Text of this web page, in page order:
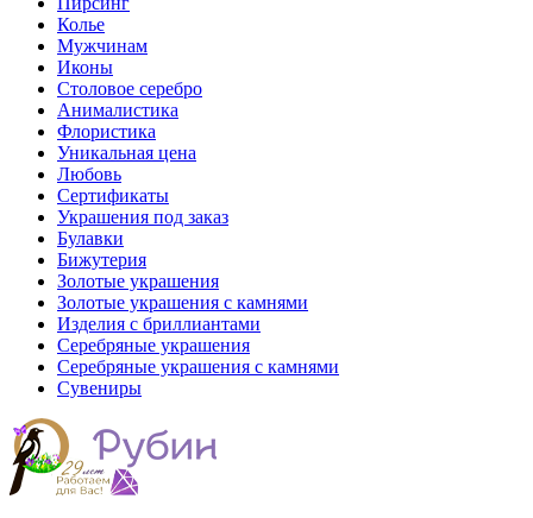
Колье
Мужчинам
Иконы
Столовое серебро
Анималистика
Флористика
Уникальная цена
Любовь
Сертификаты
Украшения под заказ
Булавки
Бижутерия
Золотые украшения
Золотые украшения с камнями
Изделия с бриллиантами
Серебряные украшения
Серебряные украшения с камнями
Сувениры